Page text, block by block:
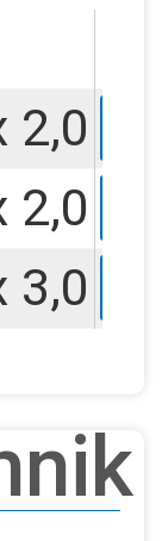
2,0
2,0
3,0